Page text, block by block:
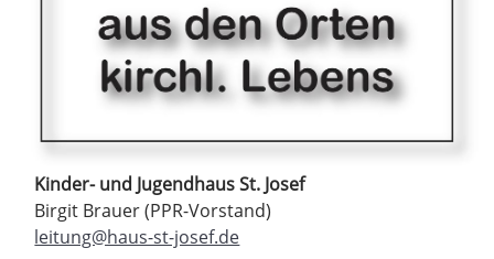
Kinder- und Jugendhaus St. Josef
Birgit Brauer (PPR-Vorstand)
leitung@haus-st-josef.de